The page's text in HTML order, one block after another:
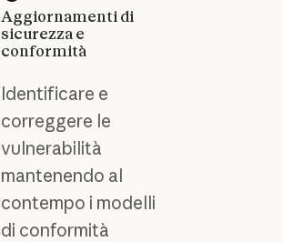
Aggiornamenti di
sicurezza e
conformità
Identificare e
correggere le
vulnerabilità
mantenendo al
contempo i modelli
di conformità